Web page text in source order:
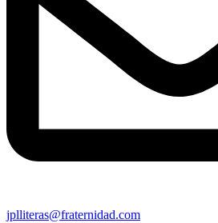
jplliteras@fraternidad.com